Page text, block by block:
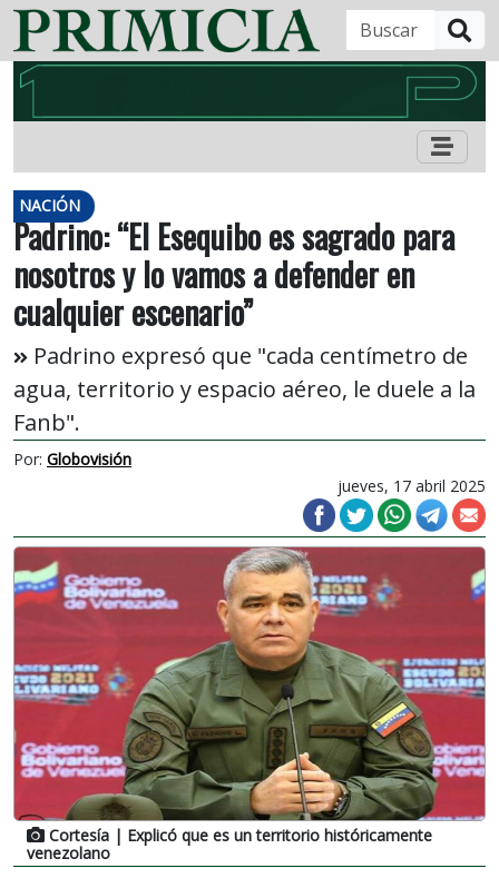
NACIÓN
Padrino: “El Esequibo es sagrado para
nosotros y lo vamos a defender en
cualquier escenario”
Padrino expresó que "cada centímetro de
agua, territorio y espacio aéreo, le duele a la
Fanb".
Por: Globovisión
jueves, 17 abril 2025
Cortesía | Explicó que es un territorio históricamente
venezolano